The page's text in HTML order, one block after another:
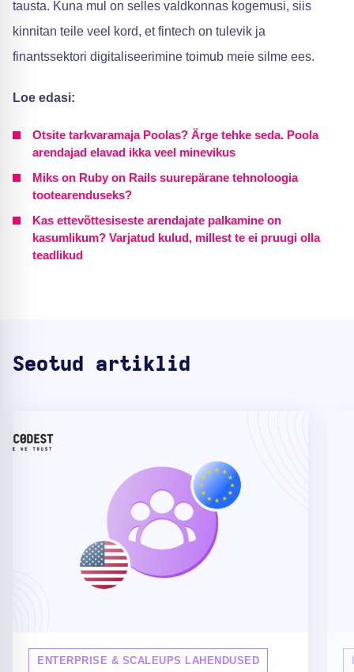
tausta. Kuna mul on selles valdkonnas kogemusi, siis
kinnitan teile veel kord, et fintech on tulevik ja
finantssektori digitaliseerimine toimub meie silme ees.
Loe edasi:
Otsite tarkvaramaja Poolas? Ärge tehke seda. Poola
arendajad elavad ikka veel minevikus
Miks on Ruby on Rails suurepärane tehnoloogia
tootearenduseks?
Kas ettevõttesiseste arendajate palkamine on
kasumlikum? Varjatud kulud, millest te ei pruugi olla
teadlikud
Seotud artiklid
ENTERPRISE & SCALEUPS LAHENDUSED